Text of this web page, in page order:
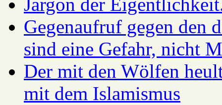
Jargon der
Gegenaufruf gegen den
sind eine Gefahr, nicht
Der mit den Wölfen
mit dem Islamismus